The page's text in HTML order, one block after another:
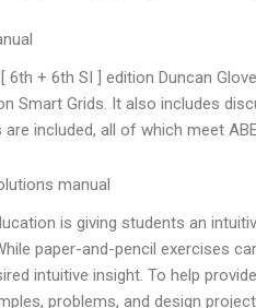
+ 6th SI ] edition Duncan
Smart Grids. It also includes
included, all of which meet
manual
is giving students an
paper-and-pencil exercises
intuitive insight. To help
problems, and design